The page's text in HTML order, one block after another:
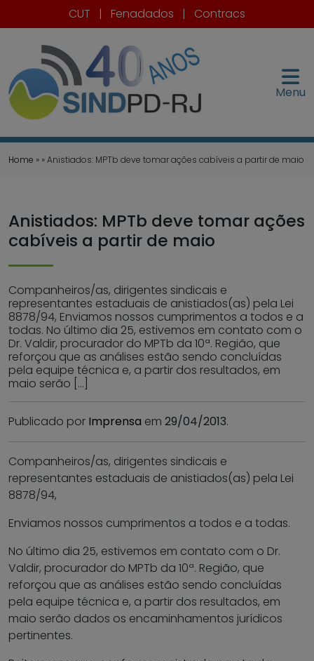
CUT | Fenadados | Contracs
Menu
Home » » Anistiados: MPTb deve tomar ações cabíveis a partir de maio
Anistiados: MPTb deve tomar ações
cabíveis a partir de maio
Companheiros/as, dirigentes sindicais e
representantes estaduais de anistiados(as) pela Lei
8878/94, Enviamos nossos cumprimentos a todos e a
todas. No último dia 25, estivemos em contato com o
Dr. Valdir, procurador do MPTb da 10ª. Região, que
reforçou que as análises estão sendo concluídas
pela equipe técnica e, a partir dos resultados, em
maio serão […]
Publicado por Imprensa em 29/04/2013.
Companheiros/as, dirigentes sindicais e
representantes estaduais de anistiados(as) pela Lei
8878/94,
Enviamos nossos cumprimentos a todos e a todas.
No último dia 25, estivemos em contato com o Dr.
Valdir, procurador do MPTb da 10ª. Região, que
reforçou que as análises estão sendo concluídas
pela equipe técnica e, a partir dos resultados, em
maio serão dados os encaminhamentos jurídicos
pertinentes.